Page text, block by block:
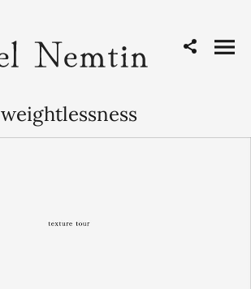
weightlessness